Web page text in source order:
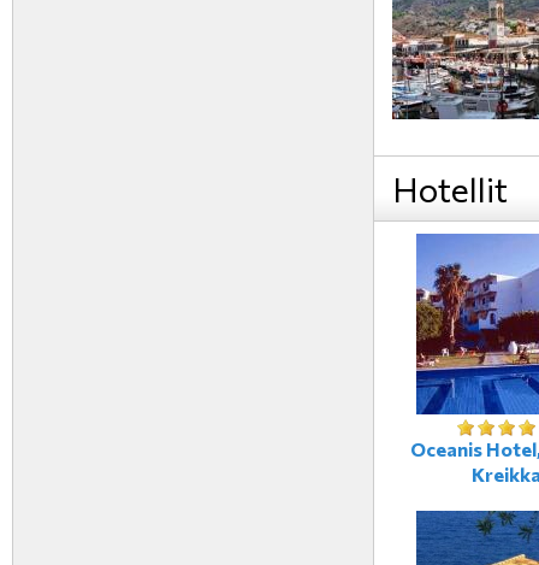
Hotellit
Oceanis